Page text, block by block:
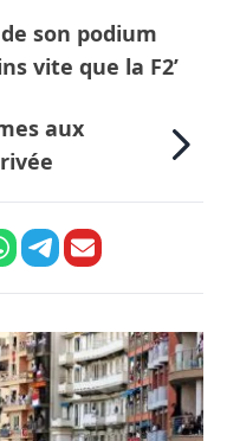
son podium
vite que la F2’
aux